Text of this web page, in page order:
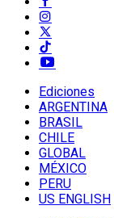
Ediciones
ARGENTINA
BRASIL
CHILE
GLOBAL
MÉXICO
PERU
US ENGLISH